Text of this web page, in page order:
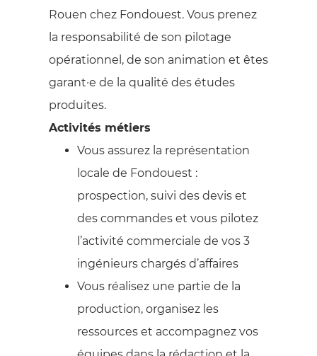
Rouen chez Fondouest. Vous prenez
la responsabilité de son pilotage
opérationnel, de son animation et êtes
garant·e de la qualité des études
produites.
Activités métiers
Vous assurez la représentation
locale de Fondouest :
prospection, suivi des devis et
des commandes et vous pilotez
l’activité commerciale de vos 3
ingénieurs chargés d’affaires
Vous réalisez une partie de la
production, organisez les
ressources et accompagnez vos